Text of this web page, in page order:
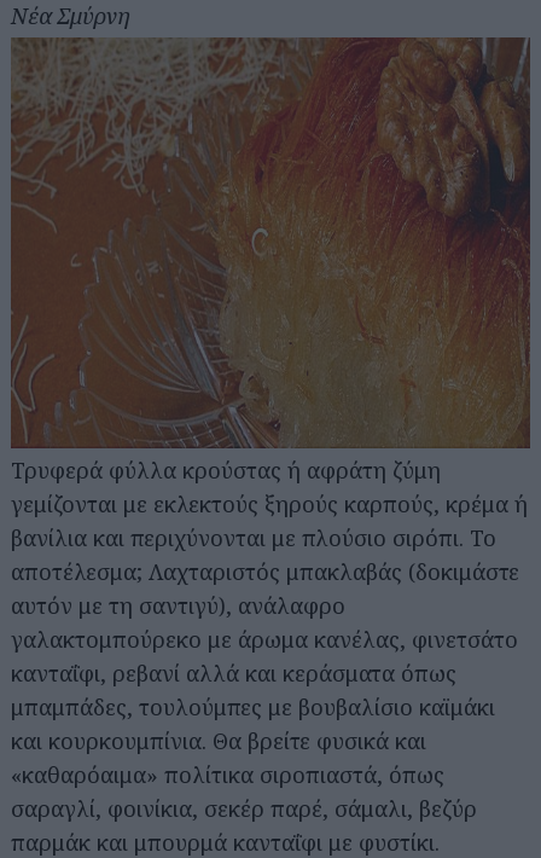
Νέα Σμύρνη
Τρυφερά φύλλα κρούστας ή αφράτη ζύμη
γεμίζονται με εκλεκτούς ξηρούς καρπούς, κρέμα ή
βανίλια και περιχύνονται με πλούσιο σιρόπι. Το
αποτέλεσμα; Λαχταριστός μπακλαβάς (δοκιμάστε
αυτόν με τη σαντιγύ), ανάλαφρο
γαλακτομπούρεκο με άρωμα κανέλας, φινετσάτο
κανταΐφι, ρεβανί αλλά και κεράσματα όπως
μπαμπάδες, τουλούμπες με βουβαλίσιο καϊμάκι
και κουρκουμπίνια. Θα βρείτε φυσικά και
«καθαρόαιμα» πολίτικα σιροπιαστά, όπως
σαραγλί, φοινίκια, σεκέρ παρέ, σάμαλι, βεζύρ
παρμάκ και μπουρμά κανταΐφι με φυστίκι.